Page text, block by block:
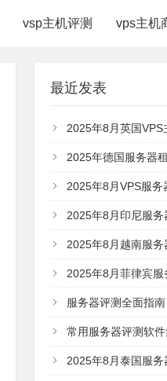
vsp主机评测 vps主机
最近发表
2025年8月英国VPS主机商推荐与
2025年德国服务器
2025年8月VPS服务
2025年8月印尼服务器推荐指南：
2025年8月越南服务器推荐指南
2025年8月菲律宾服务器推
服务器评测全面指南：12
常用服务器评测软件集合
2025年8月泰国服务器推荐指